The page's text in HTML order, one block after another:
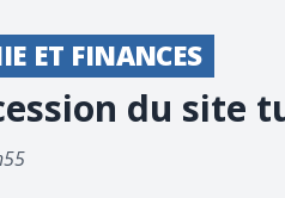
ET FINANCES
du site